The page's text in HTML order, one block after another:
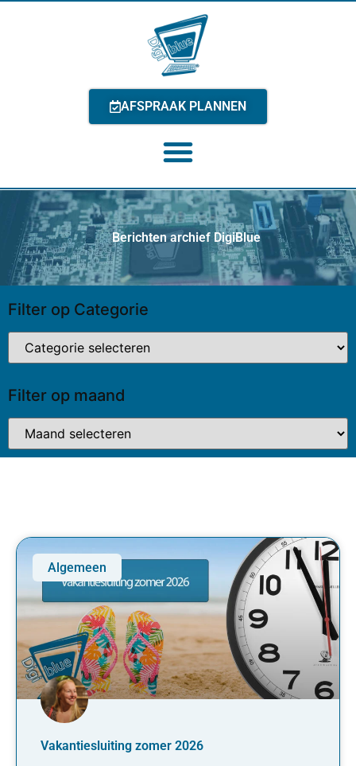
AFSPRAAK PLANNEN
Berichten archief DigiBlue
Filter op Categorie
Filter op maand
Algemeen
Vakantiesluiting zomer 2026